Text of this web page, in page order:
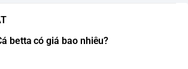
betta có giá bao nhiêu?